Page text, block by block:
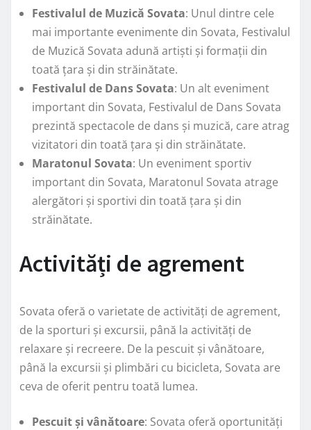
Festivalul de Muzică Sovata: Unul dintre cele
mai importante evenimente din Sovata, Festivalul
de Muzică Sovata adună artiști și formații din
toată țara și din străinătate.
Festivalul de Dans Sovata: Un alt eveniment
important din Sovata, Festivalul de Dans Sovata
prezintă spectacole de dans și muzică, care atrag
vizitatori din toată țara și din străinătate.
Maratonul Sovata: Un eveniment sportiv
important din Sovata, Maratonul Sovata atrage
alergători și sportivi din toată țara și din
străinătate.
Activități de agrement
Sovata oferă o varietate de activități de agrement,
de la sporturi și excursii, până la activități de
relaxare și recreere. De la pescuit și vânătoare,
până la excursii și plimbări cu bicicleta, Sovata are
ceva de oferit pentru toată lumea.
Pescuit și vânătoare: Sovata oferă oportunități